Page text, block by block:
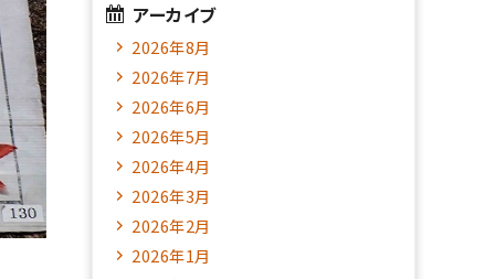
アーカイブ
2026年8月
2026年7月
2026年6月
2026年5月
2026年4月
2026年3月
2026年2月
2026年1月